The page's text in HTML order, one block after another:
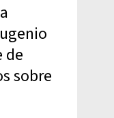
de
sobre